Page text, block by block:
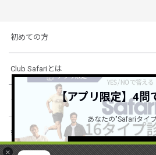
×
初めての方
Club Safariとは
ショッピングガイド
会社概要・規約
【アプリ限定】4問
あなたの"Safariタイ
詳しくはこちら